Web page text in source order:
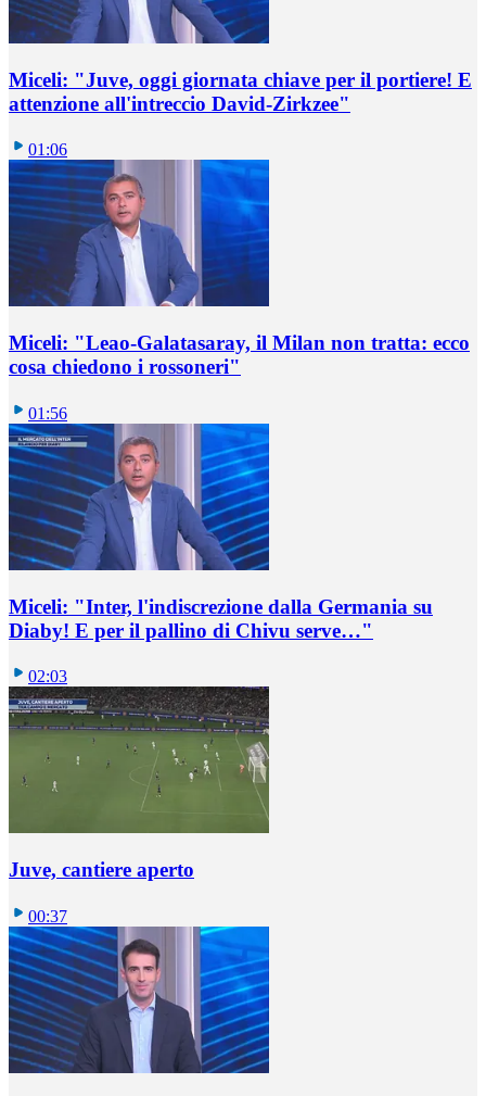
Miceli: "Juve, oggi giornata chiave per il portiere! E
attenzione all'intreccio David-Zirkzee"
01:06
Miceli: "Leao-Galatasaray, il Milan non tratta: ecco
cosa chiedono i rossoneri"
01:56
Miceli: "Inter, l'indiscrezione dalla Germania su
Diaby! E per il pallino di Chivu serve…"
02:03
Juve, cantiere aperto
00:37